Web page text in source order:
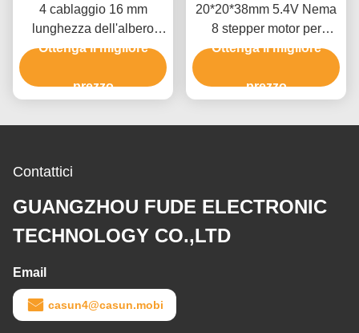
4 cablaggio 16 mm
lunghezza dell'albero
Nema 8 step motor per
Ottenga il migliore
prezzo
20*20*38mm 5.4V Nema
8 stepper motor per
scanner con CE ROHS
Ottenga il migliore
prezzo
Contattici
GUANGZHOU FUDE ELECTRONIC
TECHNOLOGY CO.,LTD
Email
casun4@casun.mobi